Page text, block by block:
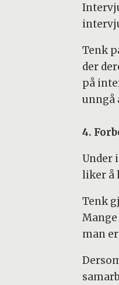
Tenk
der
på
unngå
4.
Under
liker å
Tenk
man